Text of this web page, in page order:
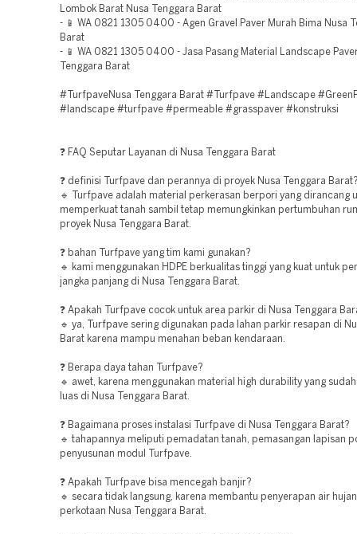
Lombok Barat Nusa Tenggara Barat
- 📱 WA 0821 1305 0400 - Agen Gravel Paver Murah Bima Nusa
Barat
- 📱 WA 0821 1305 0400 - Jasa Pasang Material Landscape
Tenggara Barat
#TurfpaveNusa Tenggara Barat #Turfpave #Landscape
#landscape #turfpave #permeable #grasspaver #konstruksi
❓ FAQ Seputar Layanan di Nusa Tenggara Barat
❓ definisi Turfpave dan perannya di proyek Nusa Tenggara
🔹 Turfpave adalah material perkerasan berpori yang dirancang
memperkuat tanah sambil tetap memungkinkan pertumbuhan
proyek Nusa Tenggara Barat.
❓ bahan Turfpave yang tim kami gunakan?
🔹 kami menggunakan HDPE berkualitas tinggi yang kuat untuk
jangka panjang di Nusa Tenggara Barat.
❓ Apakah Turfpave cocok untuk area parkir di Nusa Tenggara
🔹 ya, Turfpave sering digunakan pada lahan parkir resapan di
Barat karena mampu menahan beban kendaraan.
❓ Berapa daya tahan Turfpave?
🔹 awet, karena menggunakan material high durability yang
luas di Nusa Tenggara Barat.
❓ Bagaimana proses instalasi Turfpave di Nusa Tenggara Barat?
🔹 tahapannya meliputi pemadatan tanah, pemasangan lapisan
penyusunan modul Turfpave.
❓ Apakah Turfpave bisa mencegah banjir?
🔹 secara tidak langsung, karena membantu penyerapan air
perkotaan Nusa Tenggara Barat.